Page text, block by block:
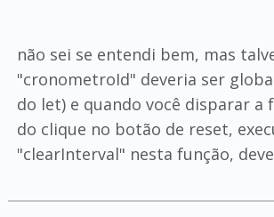
não sei se entendi bem, mas
"cronometroId" deveria ser
do let) e quando você disparar a
do clique no botão de reset,
"clearInterval" nesta função,